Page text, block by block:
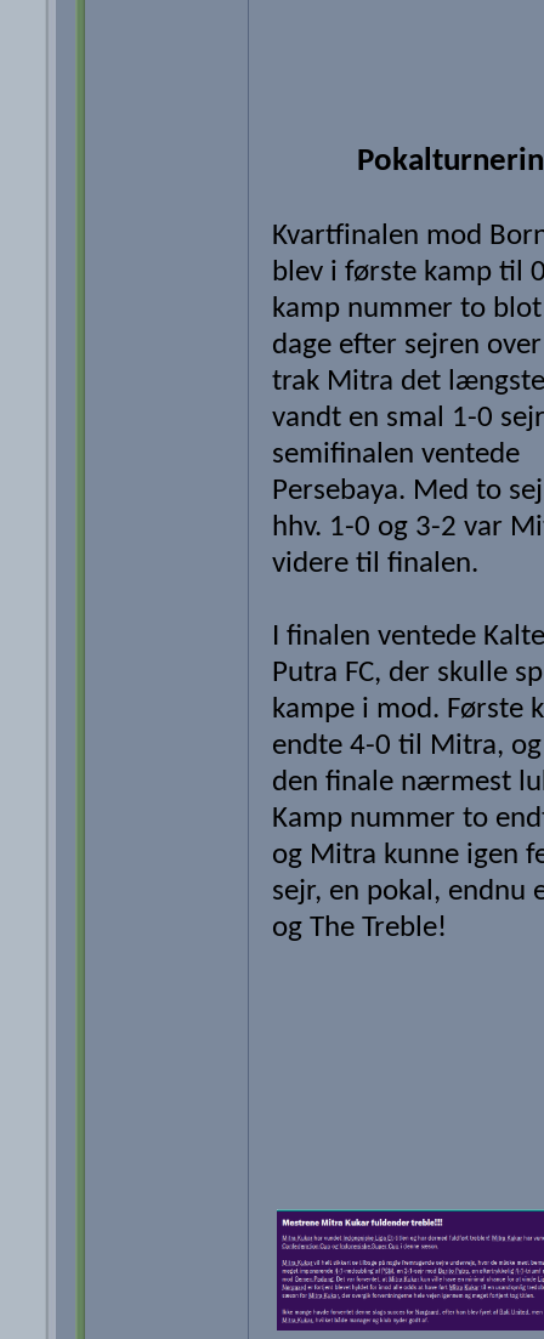
Kvartfinalen mod
blev i første kamp til
kamp nummer to
dage efter sejren
trak Mitra det
vandt en smal 1-0
semifinalen ventede
Persebaya. Med to
hhv. 1-0 og 3-2 var
videre til finalen.
I finalen ventede
Putra FC, der skulle
kampe i mod. Første
endte 4-0 til Mitra, og
den finale nærmest
Kamp nummer to
og Mitra kunne igen
sejr, en pokal, endnu
og The Treble!